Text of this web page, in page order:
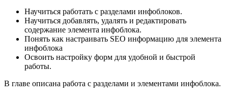
Научиться работать с разделами инфоблоков.
Научиться добавлять, удалять и редактировать
содержание элемента инфоблока.
Понять как настраивать SEO информацию для элемента
инфоблока
Освоить настройку форм для удобной и быстрой
работы.
В главе описана работа с разделами и элементами инфоблока.